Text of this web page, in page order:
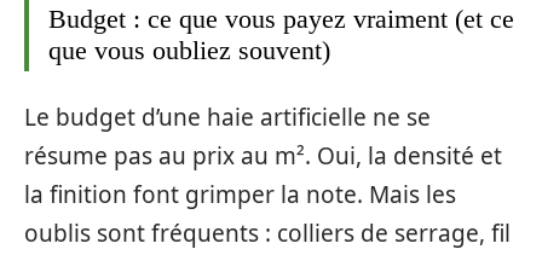
Budget : ce que vous payez vraiment (et ce
que vous oubliez souvent)
Le budget d’une haie artificielle ne se
résume pas au prix au m². Oui, la densité et
la finition font grimper la note. Mais les
oublis sont fréquents : colliers de serrage, fil